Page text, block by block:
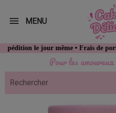
Pour les
jour même • Frais de port offerts
MENU